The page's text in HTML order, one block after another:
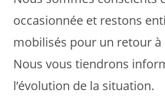
occasionnée et restons
mobilisés pour un retour à
Nous vous tiendrons
l’évolution de la situation.